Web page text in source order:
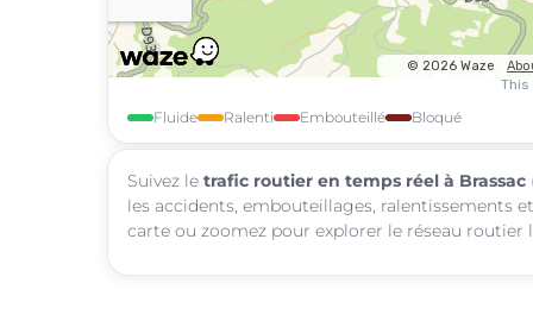
Fluide Ralenti Embouteillé Bloqué
Suivez le trafic routier en temps réel à Brassac
les accidents, embouteillages, ralentissements
carte ou zoomez pour explorer le réseau routier